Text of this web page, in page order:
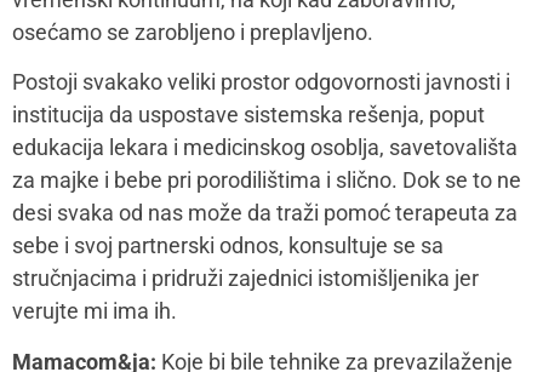
tehnika telesne psihoterapije. Pratiti kako izgleda naš
unutrašnji svet, kako je u telu i onda pogledati oko
sebe. Zatim se ponovo vratiti u telo, pa uključiti čulo
sluha. Ponovo videti kako je u telu, pa se fokusirati na
mirise u prostoriji i tako dalje.
Tehnike disanja su jako važne, jer mi često umemo da
se stisnemo kad smo pod stresom, zaista da
prestanemo da dišemo. Tehnike poput 4-7-8 gde
udahnemo sasvim 4 sekunde, zadržimo dah 7
sekundi i polako izdahnemo kroz 8 sekundi.
Ponovljena par puta ova tehnika može da nas smiri.